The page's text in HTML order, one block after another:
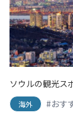
ソウルの観光ス
海外 #おす